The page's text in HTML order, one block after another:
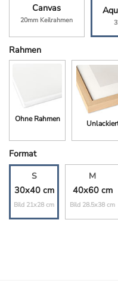
Canvas
20mm Keilrahmen
Rahmen
Ohne Rahmen
Format
S
30x40 cm
Bild 21x28 cm
M
40x60 cm
Bild 28.5x38 cm